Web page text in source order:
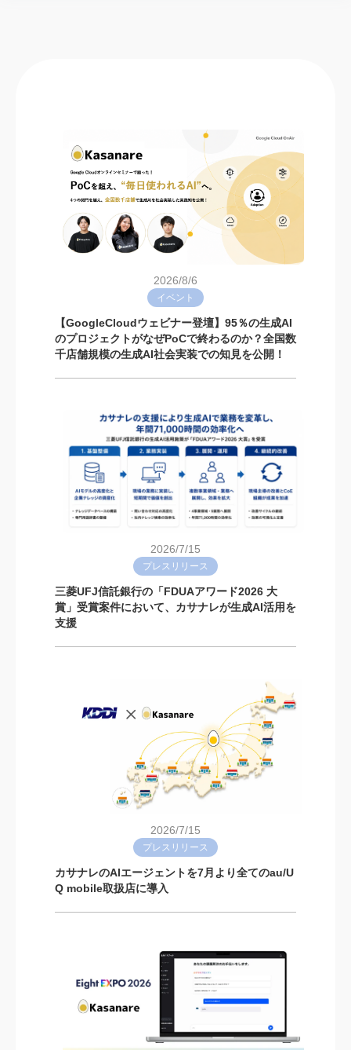
2026/8/6
イベント
【GoogleCloudウェビナー登壇】95％の生成AI
のプロジェクトがなぜPoCで終わるのか？全国数
千店舗規模の生成AI社会実装での知見を公開！
2026/7/15
プレスリリース
三菱UFJ信託銀行の「FDUAアワード2026 大
賞」受賞案件において、カサナレが生成AI活用を
支援
2026/7/15
プレスリリース
カサナレのAIエージェントを7月より全てのau/U
Q mobile取扱店に導入